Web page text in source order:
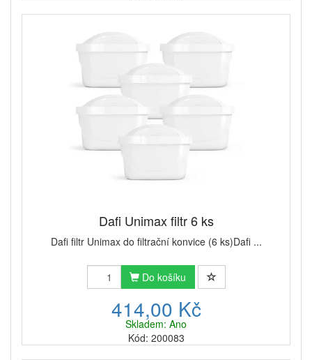
Dafi Unimax filtr 6 ks
Dafi filtr Unimax do filtrační konvice (6 ks)Dafi ...
Do košíku
414,00 Kč
Skladem: Ano
Kód: 200083